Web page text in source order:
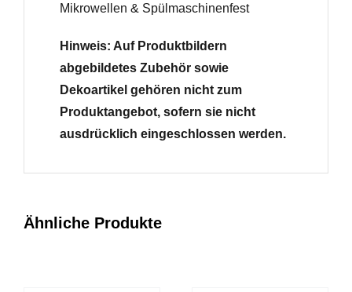
Mikrowellen & Spülmaschinenfest
Hinweis: Auf Produktbildern
abgebildetes Zubehör sowie
Dekoartikel gehören nicht zum
Produktangebot, sofern sie nicht
ausdrücklich eingeschlossen werden.
Ähnliche Produkte